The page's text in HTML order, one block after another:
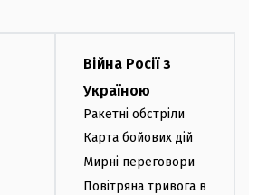
Війна Росії з
Україною
Ракетні обстріли
Карта бойових дій
Мирні переговори
Повітряна тривога в